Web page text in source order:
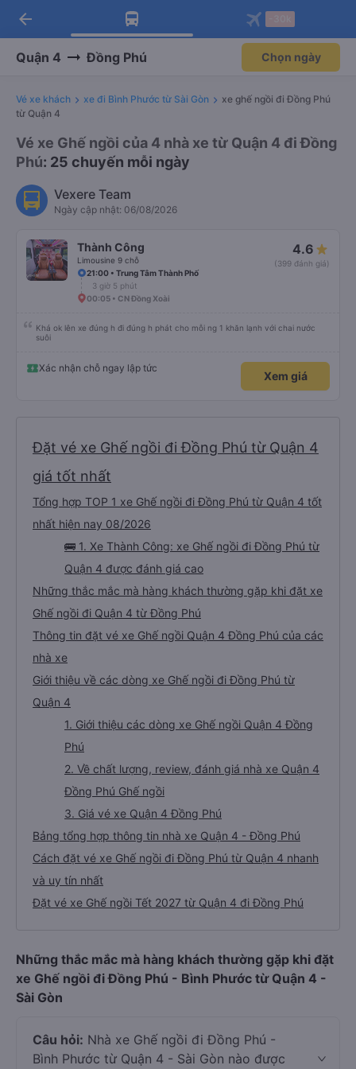
Tải app Vexere ngay!
Nhận ưu đãi thành viên độc
Mở app
Tải app Vexere
-30k/ghế khi đặt vé máy bay qua
Mở app
arrow_back
Quận 4 Đồng Phú Chọn ngày
Vé xe khách xe đi Bình Phước từ Sài Gòn
xe ghế ngồi đi Đồng Phú
từ Quận 4
Vé xe Ghế ngồi của 4 nhà xe từ Quận 4 đi Đồng
Phú: 25 chuyến mỗi ngày
Vexere Team
Ngày cập nhật: 06/08/2026
Thành Công
Limousine 9 chỗ
4.6
(399 đánh giá)
21:00 • Trung Tâm Thành Phố
3 giờ 5 phút
00:05 • CN Đồng Xoài
Khá ok lên xe đúng h đi đúng h phát cho mỗi ng 1 khăn lạnh với chai nước
suôi
Xác nhận chỗ ngay lập tức
Xem giá
Đặt vé xe Ghế ngồi đi Đồng Phú từ Quận 4
giá tốt nhất
Tổng hợp TOP 1 xe Ghế ngồi đi Đồng Phú từ Quận 4 tốt
nhất hiện nay 08/2026
🚌 1. Xe Thành Công: xe Ghế ngồi đi Đồng Phú từ
Quận 4 được đánh giá cao
Những thắc mắc mà hàng khách thường gặp khi đặt xe
Ghế ngồi đi Quận 4 từ Đồng Phú
Thông tin đặt vé xe Ghế ngồi Quận 4 Đồng Phú của các
nhà xe
Giới thiệu về các dòng xe Ghế ngồi đi Đồng Phú từ
Quận 4
1. Giới thiệu các dòng xe Ghế ngồi Quận 4 Đồng
Phú
2. Về chất lượng, review, đánh giá nhà xe Quận 4
Đồng Phú Ghế ngồi
3. Giá vé xe Quận 4 Đồng Phú
Bảng tổng hợp thông tin nhà xe Quận 4 - Đồng Phú
Cách đặt vé xe Ghế ngồi đi Đồng Phú từ Quận 4 nhanh
và uy tín nhất
Đặt vé xe Ghế ngồi Tết 2027 từ Quận 4 đi Đồng Phú
Những thắc mắc mà hàng khách thường gặp khi đặt
xe Ghế ngồi đi Đồng Phú - Bình Phước từ Quận 4 -
Sài Gòn
Câu hỏi: Nhà xe Ghế ngồi đi Đồng Phú -
Bình Phước từ Quận 4 - Sài Gòn nào được